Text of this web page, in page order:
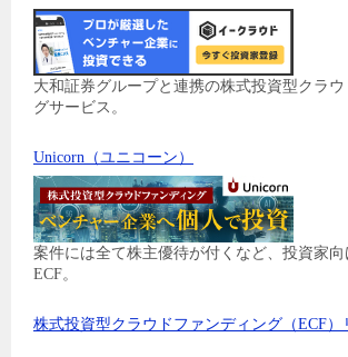
大和証券グループと連携の株式投資型クラ
グサービス。
Unicorn（ユニコーン）
案件には全て株主優待が付くなど、投資家向
ECF。
株式投資型クラウドファンディング（ECF）